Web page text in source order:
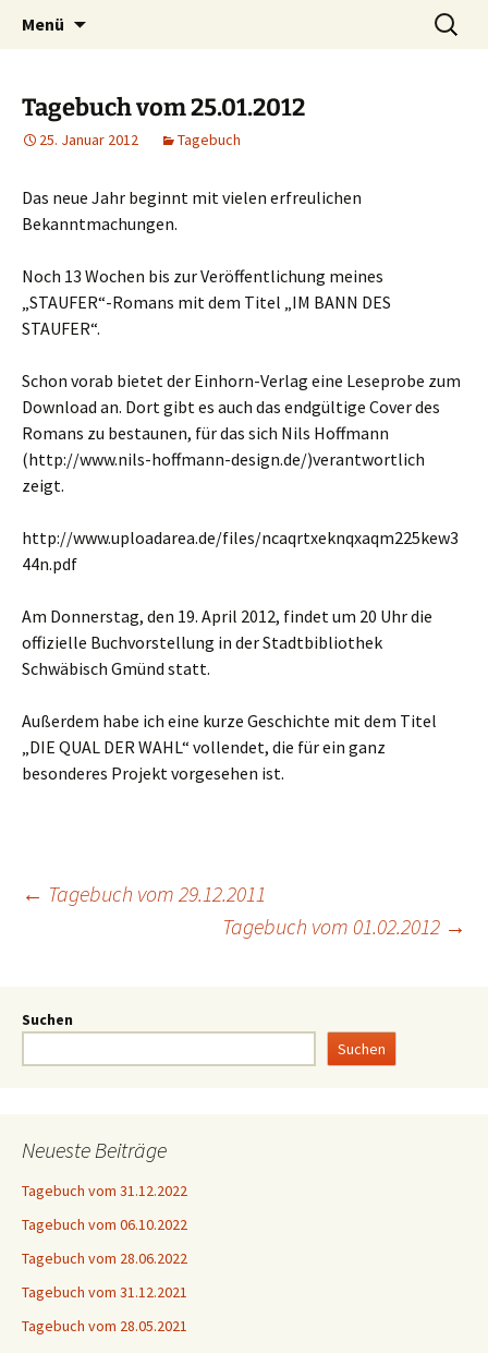
Timo Bader
Willkommen im Reich der Geschichten
Menü
Tagebuch vom 25.01.2012
25. Januar 2012 Tagebuch
Das neue Jahr beginnt mit vielen erfreulichen
Bekanntmachungen.
Noch 13 Wochen bis zur Veröffentlichung meines
„STAUFER“-Romans mit dem Titel „IM BANN DES
STAUFER“.
Schon vorab bietet der Einhorn-Verlag eine Leseprobe zum
Download an. Dort gibt es auch das endgültige Cover des
Romans zu bestaunen, für das sich Nils Hoffmann
(http://www.nils-hoffmann-design.de/)verantwortlich
zeigt.
http://www.uploadarea.de/files/ncaqrtxeknqxaqm225kew3
44n.pdf
Am Donnerstag, den 19. April 2012, findet um 20 Uhr die
offizielle Buchvorstellung in der Stadtbibliothek
Schwäbisch Gmünd statt.
Außerdem habe ich eine kurze Geschichte mit dem Titel
„DIE QUAL DER WAHL“ vollendet, die für ein ganz
besonderes Projekt vorgesehen ist.
← Tagebuch vom 29.12.2011
Tagebuch vom 01.02.2012 →
Suchen
Suchen
Neueste Beiträge
Tagebuch vom 31.12.2022
Tagebuch vom 06.10.2022
Tagebuch vom 28.06.2022
Tagebuch vom 31.12.2021
Tagebuch vom 28.05.2021